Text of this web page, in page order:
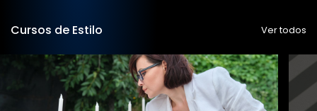
Cursos de Estilo Ver todos